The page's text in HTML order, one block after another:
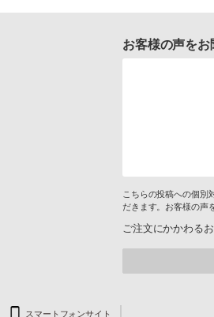
お客様の声を
こちらの投稿への個別
だきます。お客様の声
ご注文にかかわる
スマートフォンサイト